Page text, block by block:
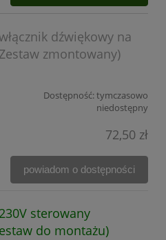
dźwiękowy na
zmontowany)
Dostępność:tymczasowo
niedostępny
72,50 zł
powiadom o dostępności
sterowany
do montażu)